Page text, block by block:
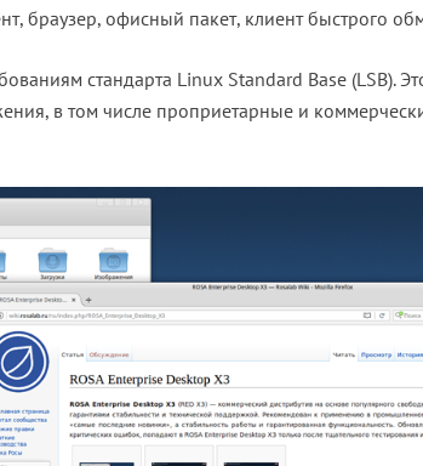
браузер, офисный пакет, клиент быстрого
стандарта Linux Standard Base (LSB).
в том числе проприетарные и